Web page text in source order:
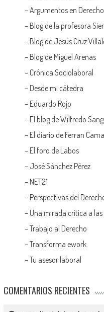
–Argumentos en
– Blog de la profesora
– Blog de Jesús Cruz
– Blog de Miguel Arenas
– Crónica Sociolaboral
– Desde mi cátedra
– Eduardo Rojo
– El blog de Wilfredo
– El diario de Ferran
– El foro de Labos
– José Sánchez Pérez
– NET21
– Perspectivas del
– Una mirada crítica a
–Trabajo al Derecho
–Transforma ework
–Tu asesor laboral
COMENTARIOS RECIENTES